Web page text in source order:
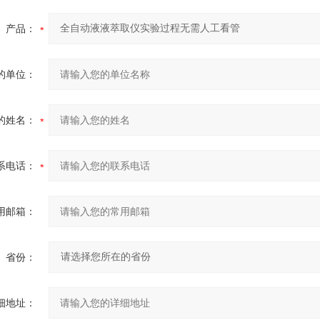
产品：
单位：
姓名：
电话：
邮箱：
省份：
地址：